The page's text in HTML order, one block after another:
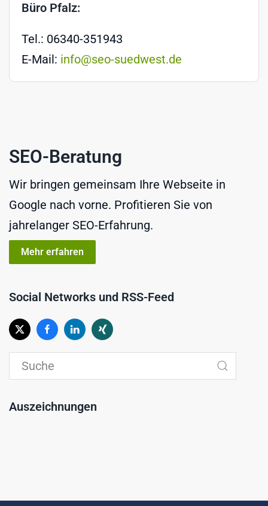
Büro Pfalz:
Tel.: 06340-351943
E-Mail: info@seo-suedwest.de
SEO-Beratung
Wir bringen gemeinsam Ihre Webseite in
Google nach vorne. Profitieren Sie von
jahrelanger SEO-Erfahrung.
Mehr erfahren
Social Networks und RSS-Feed
Auszeichnungen